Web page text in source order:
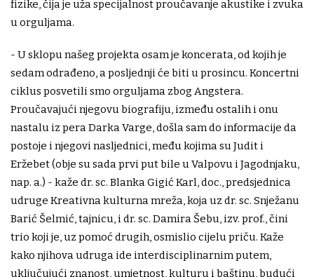
fizike, čija je uža specijalnost proučavanje akustike i zvuka
u orguljama.
- U sklopu našeg projekta osam je koncerata, od kojih je
sedam odrađeno, a posljednji će biti u prosincu. Koncertni
ciklus posvetili smo orguljama zbog Angstera.
Proučavajući njegovu biografiju, između ostalih i onu
nastalu iz pera Darka Varge, došla sam do informacije da
postoje i njegovi nasljednici, među kojima su Judit i
Eržebet (obje su sada prvi put bile u Valpovu i Jagodnjaku,
nap. a.) - kaže dr. sc. Blanka Gigić Karl, doc., predsjednica
udruge Kreativna kulturna mreža, koja uz dr. sc. Snježanu
Barić Šelmić, tajnicu, i dr. sc. Damira Šebu, izv. prof., čini
trio koji je, uz pomoć drugih, osmislio cijelu priču. Kaže
kako njihova udruga ide interdisciplinarnim putem,
uključujući znanost, umjetnost, kulturu i baštinu, budući